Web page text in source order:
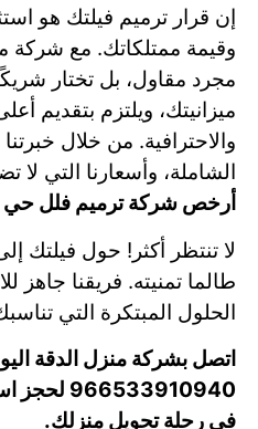
إن قرار ترميم فيلتك هو
وقيمة ممتلكاتك. مع شركة
مجرد مقاول، بل تختار
ميزانيتك، ويلتزم بتقديم
والاحترافية. من خلال خبرتنا
الشاملة، وأسعارنا التي لا
أرخص شركة ترميم فلل
لا تنتظر أكثر! حول فيلتك
طالما تمنيته. فريقنا جاهز
الحلول المبتكرة التي
اتصل بشركة منزل الدقة
في رحلة تحويل منزلك.